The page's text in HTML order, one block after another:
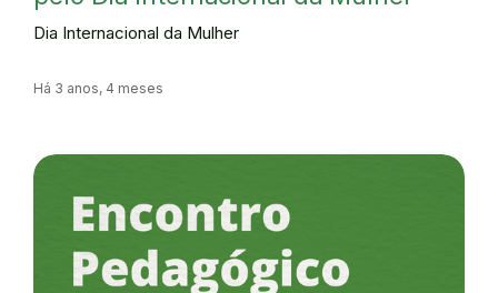
Dia Internacional da Mulher
Há 3 anos, 4 meses